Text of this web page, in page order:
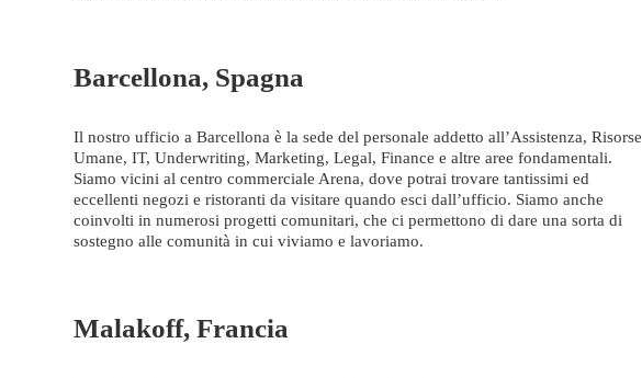
Barcellona, Spagna
Il nostro ufficio a Barcellona è la sede del personale addetto all’Assistenza, Risorse
Umane, IT, Underwriting, Marketing, Legal, Finance e altre aree fondamentali.
Siamo vicini al centro commerciale Arena, dove potrai trovare tantissimi ed
eccellenti negozi e ristoranti da visitare quando esci dall’ufficio. Siamo anche
coinvolti in numerosi progetti comunitari, che ci permettono di dare una sorta di
sostegno alle comunità in cui viviamo e lavoriamo.
Malakoff, Francia